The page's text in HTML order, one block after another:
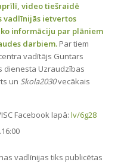
video tiešraidē
vadlīnijās ietvertos
informāciju par plāniem
darbiem. Par tiem
vadītājs Guntars
dienesta Uzraudzības
un Skola2030vecākais
Facebook lapā: lv/6g28
vadlīnijas tiks publicētas